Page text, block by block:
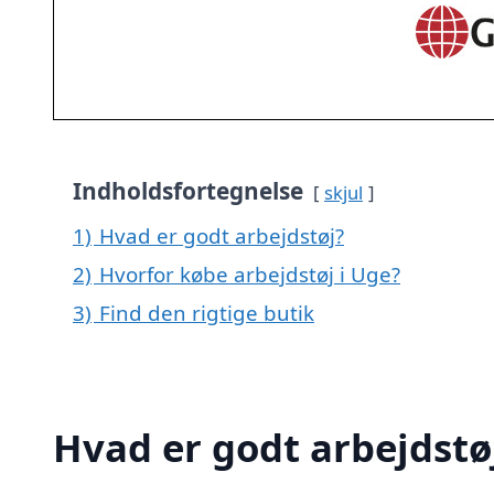
Indholdsfortegnelse skjul
1) Hvad er godt arbejdstøj?
2) Hvorfor købe arbejdstøj i Uge?
3) Find den rigtige butik
Hvad er godt